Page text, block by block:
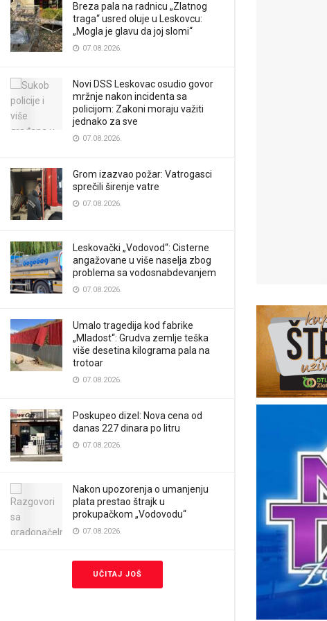
Breza pala na radnicu „Zlatnog
traga“ usred oluje u Leskovcu:
„Mogla je glavu da joj slomi“
07.08.2026.
Novi DSS Leskovac osudio govor
mržnje nakon incidenta sa
policijom: Zakoni moraju važiti
jednako za sve
07.08.2026.
Grom izazvao požar: Vatrogasci
sprečili širenje vatre
07.08.2026.
Leskovački „Vodovod“: Cisterne
angažovane u više naselja zbog
problema sa vodosnabdevanjem
07.08.2026.
Umalo tragedija kod fabrike
„Mladost“: Grudva zemlje teška
više desetina kilograma pala na
trotoar
07.08.2026.
Poskupeo dizel: Nova cena od
danas 227 dinara po litru
07.08.2026.
Nakon upozorenja o umanjenju
plata prestao štrajk u
prokupačkom „Vodovodu“
07.08.2026.
UČITAJ JOŠ